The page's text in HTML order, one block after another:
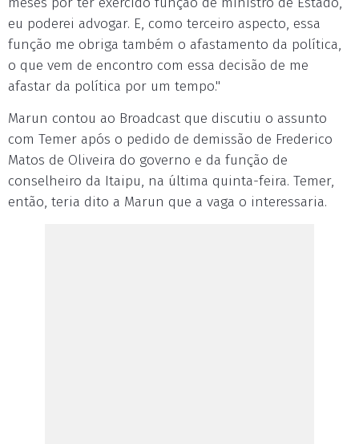
eu poderei advogar. E, como terceiro aspecto, essa
função me obriga também o afastamento da política,
o que vem de encontro com essa decisão de me
afastar da política por um tempo."
Marun contou ao Broadcast que discutiu o assunto
com Temer após o pedido de demissão de Frederico
Matos de Oliveira do governo e da função de
conselheiro da Itaipu, na última quinta-feira. Temer,
então, teria dito a Marun que a vaga o interessaria.